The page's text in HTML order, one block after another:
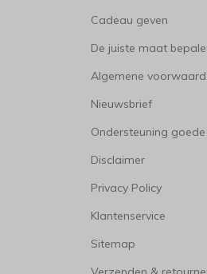
Cadeau geven
De juiste maat
Algemene
Nieuwsbrief
Ondersteuning
Disclaimer
Privacy Policy
Klantenservice
Sitemap